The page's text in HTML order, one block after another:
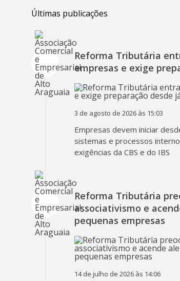
Últimas publicações
Reforma Tributária
empresas e exige
3 de agosto de 2026 às 15:03
Empresas devem iniciar
sistemas e processos
exigências da CBS e do IBS
Reforma Tributária
associativismo e
pequenas empresas
14 de julho de 2026 às 14:06